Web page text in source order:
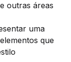
outras áreas
uma
que